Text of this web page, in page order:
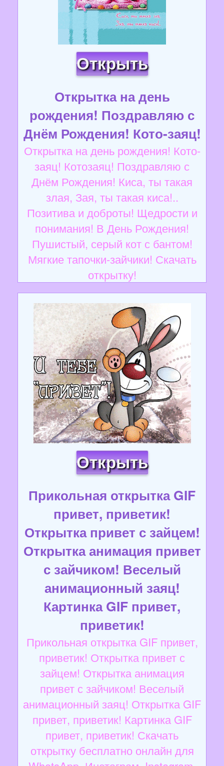
Открыть
Открытка на день
рождения! Поздравляю с
Днём Рождения! Кото-заяц!
Открытка на день рождения! Кото-
заяц! Котозаяц! Поздравляю с
Днём Рождения! Киса, ты такая
злая, Зая, ты такая киса!..
Позитива и доброты! Щедрости и
понимания! В День Рождения!
Пушистый, серый кот с бантом!
Мягкие тапочки-зайчики! Скачать
открытку!
Открыть
Прикольная открытка GIF
привет, приветик!
Открытка привет с зайцем!
Открытка анимация привет
с зайчиком! Веселый
анимационный заяц!
Картинка GIF привет,
приветик!
Прикольная открытка GIF привет,
приветик! Открытка привет с
зайцем! Открытка анимация
привет с зайчиком! Веселый
анимационный заяц! Открытка GIF
привет, приветик! Картинка GIF
привет, приветик! Скачать
открытку бесплатно онлайн для